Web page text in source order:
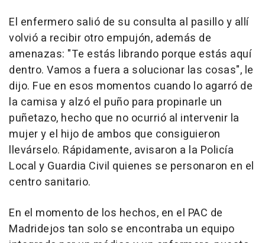
El enfermero salió de su consulta al pasillo y allí
volvió a recibir otro empujón, además de
amenazas: "Te estás librando porque estás aquí
dentro. Vamos a fuera a solucionar las cosas", le
dijo. Fue en esos momentos cuando lo agarró de
la camisa y alzó el puño para propinarle un
puñetazo, hecho que no ocurrió al intervenir la
mujer y el hijo de ambos que consiguieron
llevárselo. Rápidamente, avisaron a la Policía
Local y Guardia Civil quienes se personaron en el
centro sanitario.
En el momento de los hechos, en el PAC de
Madridejos tan solo se encontraba un equipo